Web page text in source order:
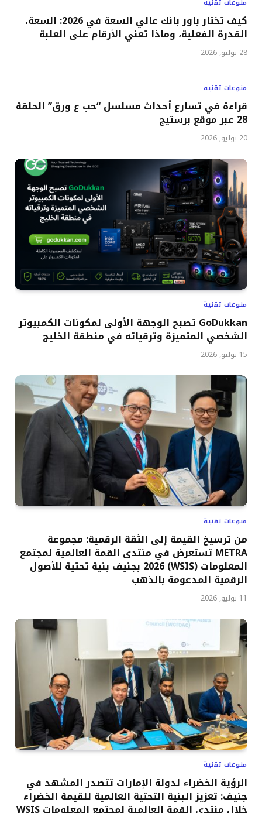
منوعات تقنية
كيف تختار باور بانك عالي السعة في 2026: السعة،
القدرة الفعلية، وماذا تعني الأرقام على العلبة
28 يوليو, 2026
منوعات تقنية
قراءة في تسارع أحداث مسلسل “حب ع ورق” الحلقة
28 عبر موقع برستيج
20 يوليو, 2026
منوعات تقنية
GoDukkan تصبح الوجهة الأولى لمكونات الكمبيوتر
الشخصي المتميزة وترقياته في منطقة الخليج
15 يوليو, 2026
منوعات تقنية
من ترسيخ القيمة إلى الثقة الرقمية: مجموعة
METRA تستعرض في منتدى القمة العالمية لمجتمع
المعلومات (WSIS) 2026 بجنيف بنية تحتية للأصول
الرقمية المدعومة بالذهب
11 يوليو, 2026
منوعات تقنية
الرؤية الخضراء لدولة الإمارات تتصدر المشهد في
جنيف: تعزيز البنية التحتية العالمية للقيمة الخضراء